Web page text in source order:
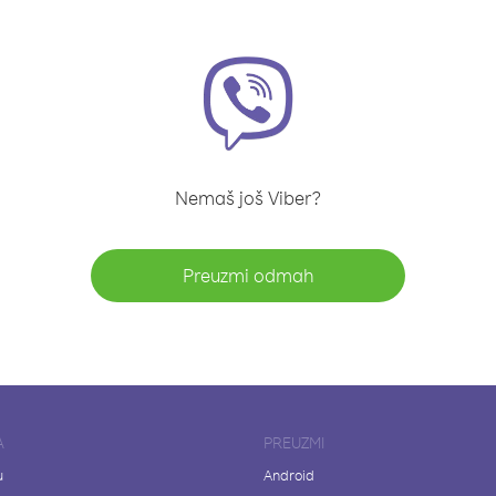
Nemaš još Viber?
Preuzmi odmah
PREUZMI
Android